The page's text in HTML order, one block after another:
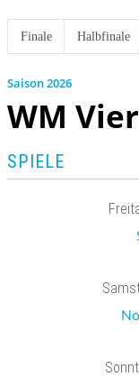
Finale Halbfinale
2026
WM
SPIELE